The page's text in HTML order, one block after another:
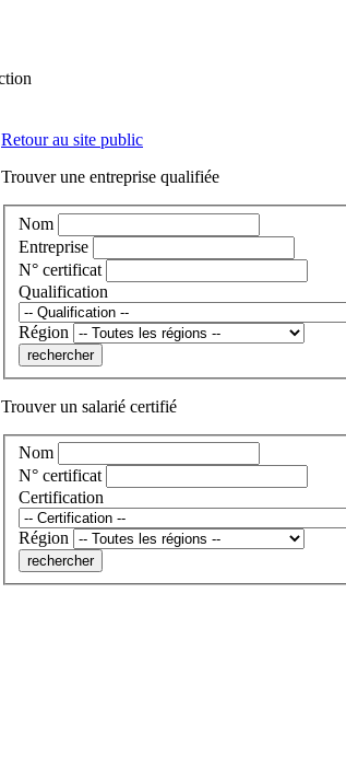
Retour au site public
Trouver une entreprise qualifiée
Nom
Entreprise
N° certificat
Qualification
Région
Trouver un salarié certifié
Nom
N° certificat
Certification
Région